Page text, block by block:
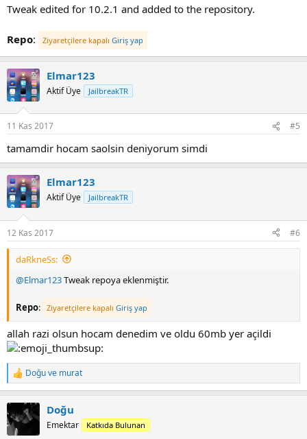
Tweak edited for 10.2.1 and added to the repository.
Repo: Ziyaretçilere kapalı Giriş yap
Elmar123
Aktif Üye JailbreakTR
11 Kas 2017 #5
tamamdir hocam saolsin deniyorum simdi
Elmar123
Aktif Üye JailbreakTR
12 Kas 2017 #6
daRkneSs:
@Elmar123Tweak repoya eklenmiştir.
Repo: Ziyaretçilere kapalı Giriş yap
allah razi olsun hocam denedim ve oldu 60mb yer açildi
R
e
t
i
Doğuve murat
Doğu
Emektar Katkıda Bulunan